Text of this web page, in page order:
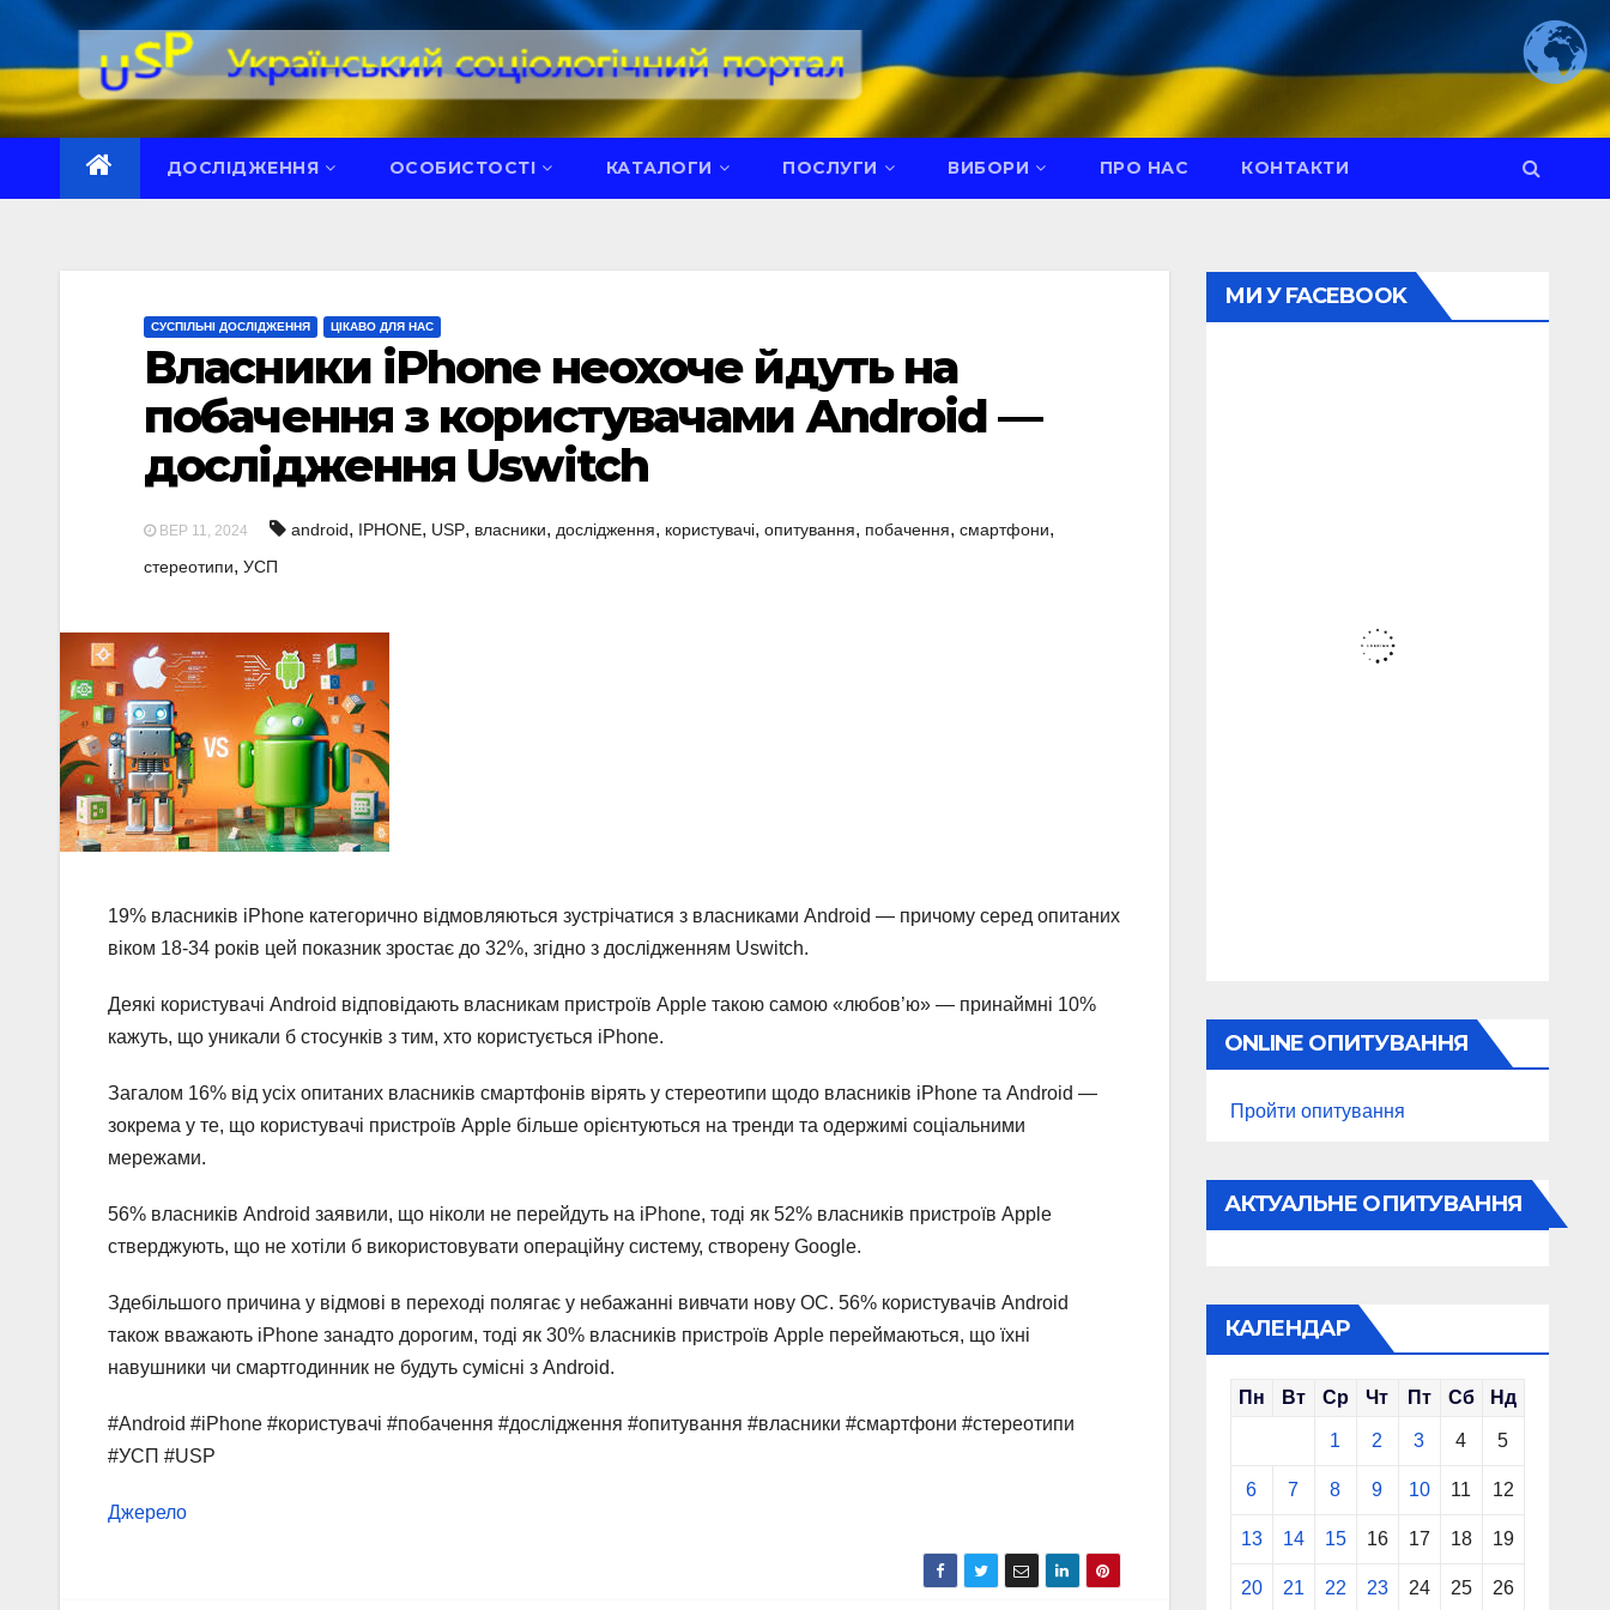
Перейти
вмісту
ДОСЛІДЖЕННЯ ОСОБИСТОСТІ КАТАЛОГИ ПОСЛУГИ ВИБОРИ ПРО НАС КОНТАКТИ
СУСПІЛЬНІ ДОСЛІДЖЕННЯ ЦІКАВО ДЛЯ НАС
Власники iPhone неохоче йдуть на
побачення з користувачами Android —
дослідження Uswitch
ВЕР 11, 2024 android, IPHONE, USP, власники, дослідження, користувачі, опитування, побачення, смартфони,
стереотипи, УСП
19% власників iPhone категорично відмовляються зустрічатися з власниками Android — причому серед опитаних
віком 18-34 років цей показник зростає до 32%, згідно з дослідженням Uswitch.
Деякі користувачі Android відповідають власникам пристроїв Apple такою самою «любов’ю» — принаймні 10%
кажуть, що уникали б стосунків з тим, хто користується iPhone.
Загалом 16% від усіх опитаних власників смартфонів вірять у стереотипи щодо власників iPhone та Android —
зокрема у те, що користувачі пристроїв Apple більше орієнтуються на тренди та одержимі соціальними
мережами.
56% власників Android заявили, що ніколи не перейдуть на iPhone, тоді як 52% власників пристроїв Apple
стверджують, що не хотіли б використовувати операційну систему, створену Google.
Здебільшого причина у відмові в переході полягає у небажанні вивчати нову ОС. 56% користувачів Android
також вважають iPhone занадто дорогим, тоді як 30% власників пристроїв Apple переймаються, що їхні
навушники чи смартгодинник не будуть сумісні з Android.
#Android #iPhone #користувачі #побачення #дослідження #опитування #власники #смартфони #стереотипи
#УСП #USP
Джерело
МИ У FACEBOOK
ONLINE ОПИТУВАННЯ
Пройти опитування
АКТУАЛЬНЕ ОПИТУВАННЯ
КАЛЕНДАР
Пн Вт Ср Чт Пт Сб Нд
1 2 3 4 5
6 7 8 9 10 11 12
13 14 15 16 17 18 19
20 21 22 23 24 25 26